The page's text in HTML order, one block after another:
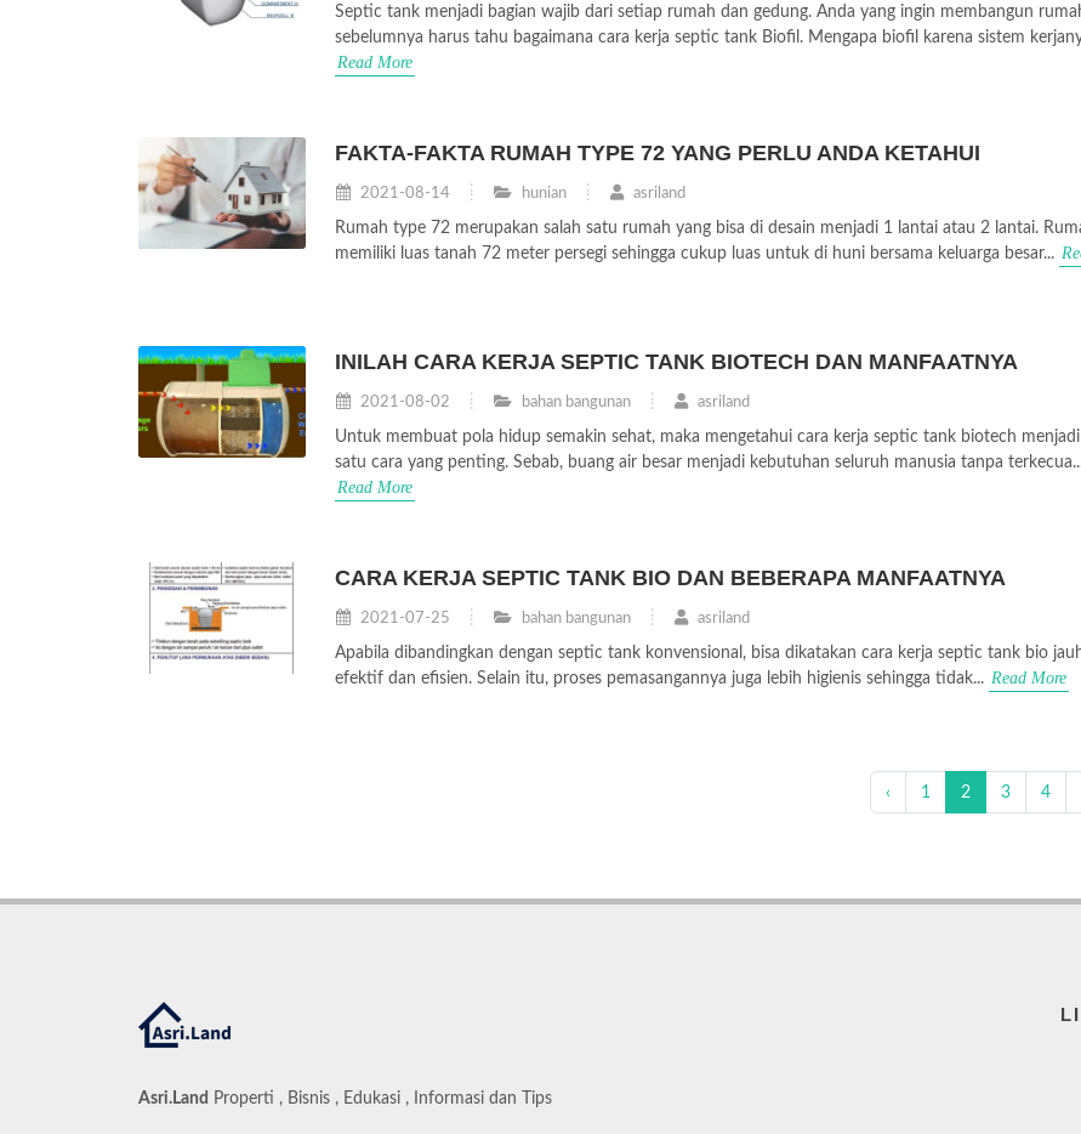
Septic tank menjadi bagian wajib dari setiap rumah dan gedung. Anda yang ingin membangun
sebelumnya harus tahu bagaimana cara kerja septic tank Biofil. Mengapa biofil karena sistem
Read More
FAKTA-FAKTA RUMAH TYPE 72 YANG PERLU ANDA KETAHUI
2021-08-14 hunian asriland
Rumah type 72 merupakan salah satu rumah yang bisa di desain menjadi 1 lantai atau 2 lantai.
memiliki luas tanah 72 meter persegi sehingga cukup luas untuk di huni bersama keluarga besar...
INILAH CARA KERJA SEPTIC TANK BIOTECH DAN MANFAATNYA
2021-08-02 bahan bangunan asriland
Untuk membuat pola hidup semakin sehat, maka mengetahui cara kerja septic tank biotech menjadi
satu cara yang penting. Sebab, buang air besar menjadi kebutuhan seluruh manusia tanpa
Read More
CARA KERJA SEPTIC TANK BIO DAN BEBERAPA MANFAATNYA
2021-07-25 bahan bangunan asriland
Apabila dibandingkan dengan septic tank konvensional, bisa dikatakan cara kerja septic tank bio
efektif dan efisien. Selain itu, proses pemasangannya juga lebih higienis sehingga tidak... Read More
‹ 1 2 3 4
Asri.Land Properti , Bisnis , Edukasi , Informasi dan Tips